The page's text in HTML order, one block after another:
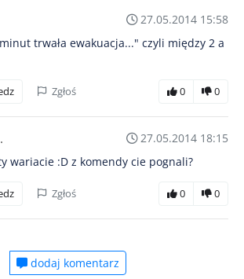
27.05.2014 15:58
trwała ewakuacja..." czyli między 2 a
Zgłoś 0 0
27.05.2014 18:15
wariacie :D z komendy cie pognali?
Zgłoś 0 0
dodaj komentarz